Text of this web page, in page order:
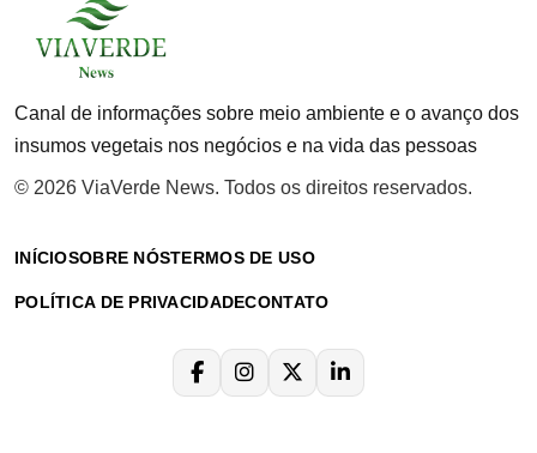
Canal de informações sobre meio ambiente e o avanço dos
insumos vegetais nos negócios e na vida das pessoas
© 2026 ViaVerde News. Todos os direitos reservados.
INÍCIOSOBRE NÓSTERMOS DE USO
POLÍTICA DE PRIVACIDADECONTATO